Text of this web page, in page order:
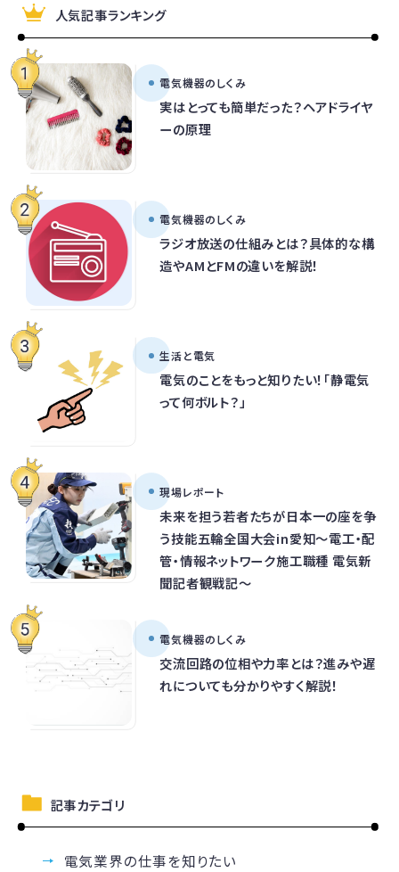
人気記事ランキング
電気機器のしくみ
実はとっても簡単だった？ヘアドライヤ
ーの原理
電気機器のしくみ
ラジオ放送の仕組みとは？具体的な構
造やAMとFMの違いを解説！
生活と電気
電気のことをもっと知りたい！「静電気
って何ボルト？」
現場レポート
未来を担う若者たちが日本一の座を争
う技能五輪全国大会in愛知～電工・配
管・情報ネットワーク施工職種 電気新
聞記者観戦記～
電気機器のしくみ
交流回路の位相や力率とは？進みや遅
れについても分かりやすく解説！
記事カテゴリ
電気業界の仕事を知りたい